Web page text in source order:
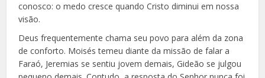
conosco: o medo cresce quando Cristo diminui em nossa
visão.
Deus frequentemente chama seu povo para além da zona
de conforto. Moisés temeu diante da missão de falar a
Faraó, Jeremias se sentiu jovem demais, Gideão se julgou